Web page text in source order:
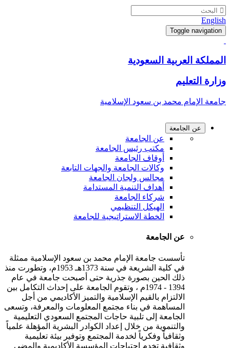
English
Toggle navigation
المملكة العربية السعودية
وزارة التعليم
جامعة الإمام محمد بن سعود الإسلامية
عن الجامعة
عن الجامعة
مكتب رئيس الجامعة
أوقاف الجامعة
وكالات الجامعة والجهات التابعة
مجالس ولجان الجامعة
أهداف التنمية المستدامة
شركاء الجامعة
الهيكل التنظيمي
الخطة الاستراتيجية للجامعة
عن الجامعة
تأسست جامعة الإمام محمد بن سعود الإسلامية ممثلة
في كلية الشريعة في سنة 1373هـ 1953م، وتطورت منذ
ذلك الحين بصورة جذرية حتى أصبحت جامعة في عام
1394 - 1974م ، وتقوم الجامعة على إحداث التكامل بين
الالتزام بالقيم الإسلامية والتميز الأكاديمي من أجل
المساهمة في بناء مجتمع المعلومات والمعرفة، وتسعى
الجامعة إلى تلبية حاجات المجتمع السعودي التعليمية
والتنموية من خلال إعداد الكوادر البشرية المؤهلة علمياً
وثقافياً وفكرياً لخدمة المجتمع وتوفير بيئة تعليمية
وثقافية تخدم احتياجات المؤسسة الأكاديمية والمضي